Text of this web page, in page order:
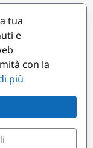
tua
e
con la
più